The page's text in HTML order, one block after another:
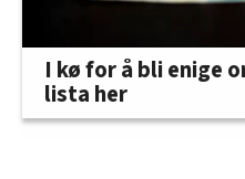
I kø for å bli enige
lista her